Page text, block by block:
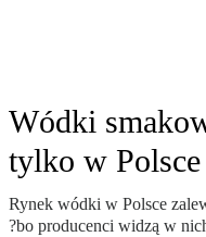
Wódki
tylko w Polsce
Rynek wódki w Polsce
?bo producenci widzą w